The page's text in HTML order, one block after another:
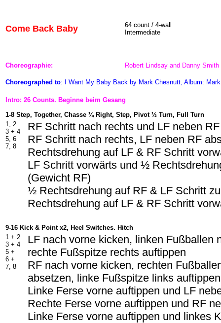
Come Back Baby
64 count / 4-wall
Intermediate
Choreographie: Robert Lindsay and Danny Smith
Choreographed to: I Want My Baby Back by Mark Chesnutt, Album:
Intro: 26 Counts. Beginne beim Gesang
1-8 Step, Together, Chasse ¼ Right, Step, Pivot ½ Turn, Full Turn
1, 2
3 + 4
5, 6
7, 8
RF Schritt nach rechts und LF neben
RF Schritt nach rechts, LF neben RF
Rechtsdrehung auf LF & RF Schritt
LF Schritt vorwärts und ½
(Gewicht RF)
½ Rechtsdrehung auf RF & LF Schritt
Rechtsdrehung auf LF & RF Schritt
9-16 Kick & Point x2, Heel Switches. Hitch
1 + 2
3 + 4
5 +
6 +
7, 8
LF nach vorne kicken, linken Fußballen
rechte Fußspitze rechts auftippen
RF nach vorne kicken, rechten
absetzen, linke Fußspitze links auftippen
Linke Ferse vorne auftippen und LF
Rechte Ferse vorne auftippen und RF
Linke Ferse vorne auftippen und linkes